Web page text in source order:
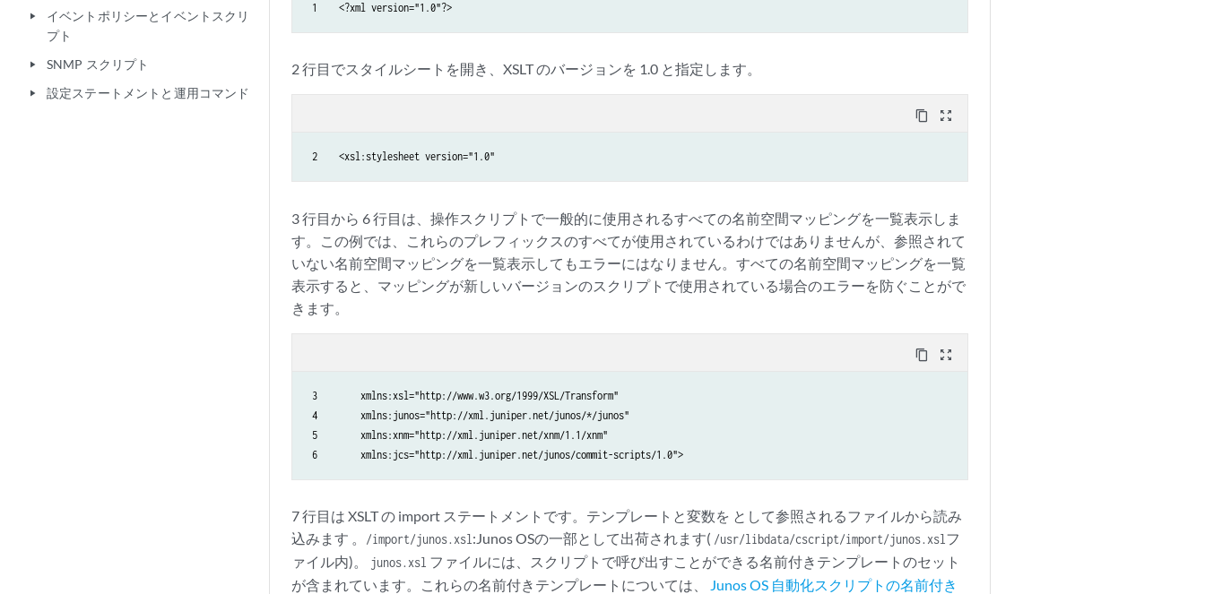
play_arrow
イベントポリシーとイベントスクリ
プト
play_arrow SNMP スクリプト
play_arrow 設定ステートメントと運用コマンド
1    <?xml version="1.0"?>
2 行目でスタイルシートを開き、XSLT のバージョンを 1.0 と指定します。
content_copy zoom_out_map
2    <xsl:stylesheet version="1.0"
3 行目から 6 行目は、操作スクリプトで一般的に使用されるすべての名前空間マッピングを一覧表示しま
す。この例では、これらのプレフィックスのすべてが使用されているわけではありませんが、参照されて
いない名前空間マッピングを一覧表示してもエラーにはなりません。すべての名前空間マッピングを一覧
表示すると、マッピングが新しいバージョンのスクリプトで使用されている場合のエラーを防ぐことがで
きます。
content_copy zoom_out_map
3        xmlns:xsl="http://www.w3.org/1999/XSL/Transform"
4        xmlns:junos="http://xml.juniper.net/junos/*/junos"
5        xmlns:xnm="http://xml.juniper.net/xnm/1.1/xnm"
6        xmlns:jcs="http://xml.juniper.net/junos/commit-scripts/1.0">
7 行目は XSLT の import ステートメントです。テンプレートと変数を として参照されるファイルから読み
込みます 。/import/junos.xsl:Junos OSの一部として出荷されます( /usr/libdata/cscript/import/junos.xslフ
ァイル内)。
junos.xsl ファイルには、スクリプトで呼び出すことができる名前付きテンプレートのセット
が含まれています。これらの名前付きテンプレートについては、
Junos OS 自動化スクリプトの名前付き